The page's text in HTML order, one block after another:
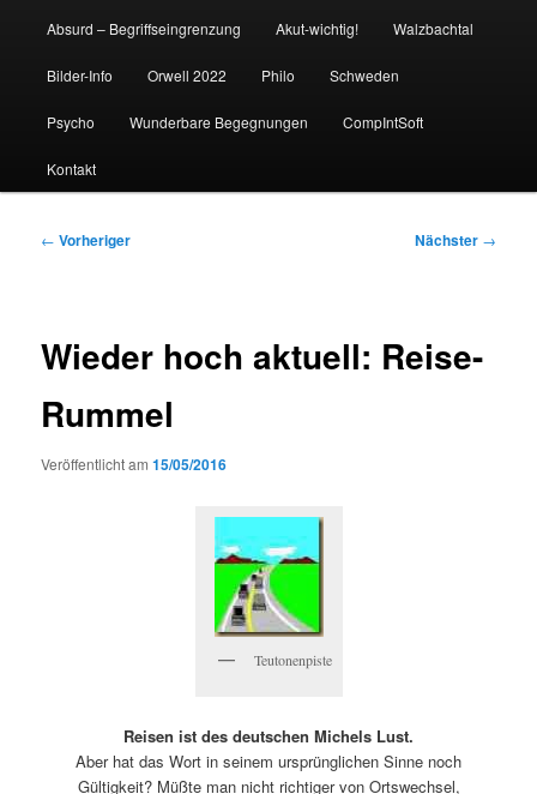
Absurd – Begriffseingrenzung Akut-wichtig! Walzbachtal
Bilder-Info Orwell 2022 Philo Schweden
Psycho Wunderbare Begegnungen CompIntSoft
Kontakt
Beitragsnavigation
← Vorheriger Nächster →
Wieder hoch aktuell: Reise-
Rummel
Veröffentlicht am15/05/2016
Teutonenpiste
Reisen ist des deutschen Michels Lust.
Aber hat das Wort in seinem ursprünglichen Sinne noch
Gültigkeit? Müßte man nicht richtiger von Ortswechsel,